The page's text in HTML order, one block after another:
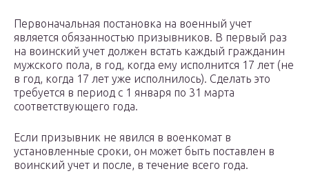
Первоначальная постановка на военный учет
является обязанностью призывников. В первый раз
на воинский учет должен встать каждый гражданин
мужского пола, в год, когда ему исполнится 17 лет (не
в год, когда 17 лет уже исполнилось). Сделать это
требуется в период с 1 января по 31 марта
соответствующего года.
Если призывник не явился в военкомат в
установленные сроки, он может быть поставлен в
воинский учет и после, в течение всего года.